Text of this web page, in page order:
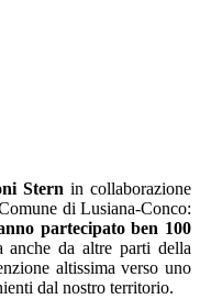
Stern in collaborazione
di Lusiana-Conco:
partecipato ben 100
anche da altre parti della
altissima verso uno
dal nostro territorio.